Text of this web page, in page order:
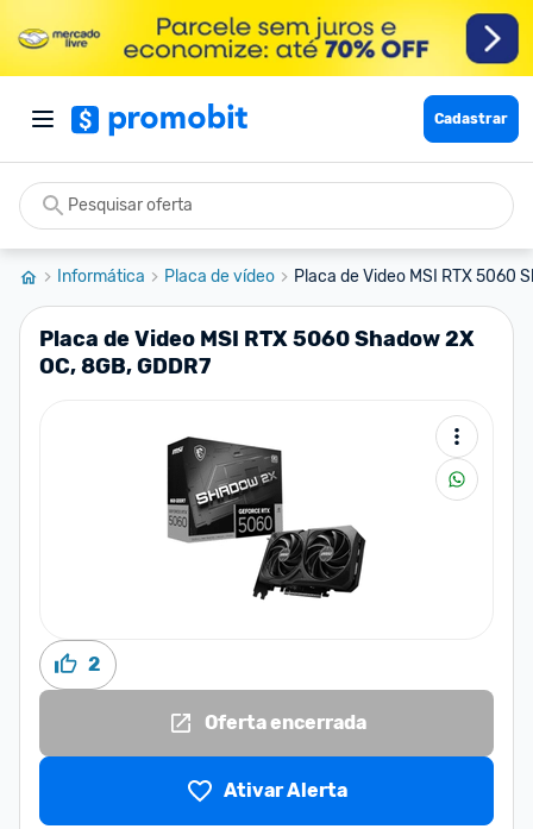
Cadastrar
Informática Placa de vídeo Placa de Video MSI RTX 5060
Placa de Video MSI RTX 5060 Shadow 2X
OC, 8GB, GDDR7
2
Oferta encerrada
Ativar Alerta